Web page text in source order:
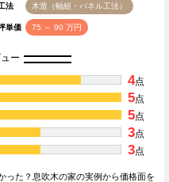
法 木造（軸組・パネル工法）
単価 75 ～ 90 万円
ー
4点
5点
5点
3点
3点
った？息吹木の家の実例から価格面を